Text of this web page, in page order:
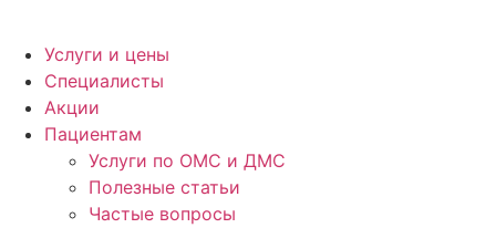
Услуги и цены
Специалисты
Акции
Пациентам
Услуги по ОМС и ДМС
Полезные статьи
Частые вопросы